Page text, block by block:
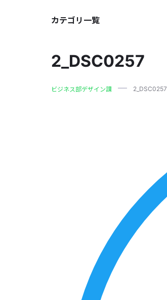
カテゴリ一覧
2_DSC0257
ビジネス部デザイン課 2_DSC0257